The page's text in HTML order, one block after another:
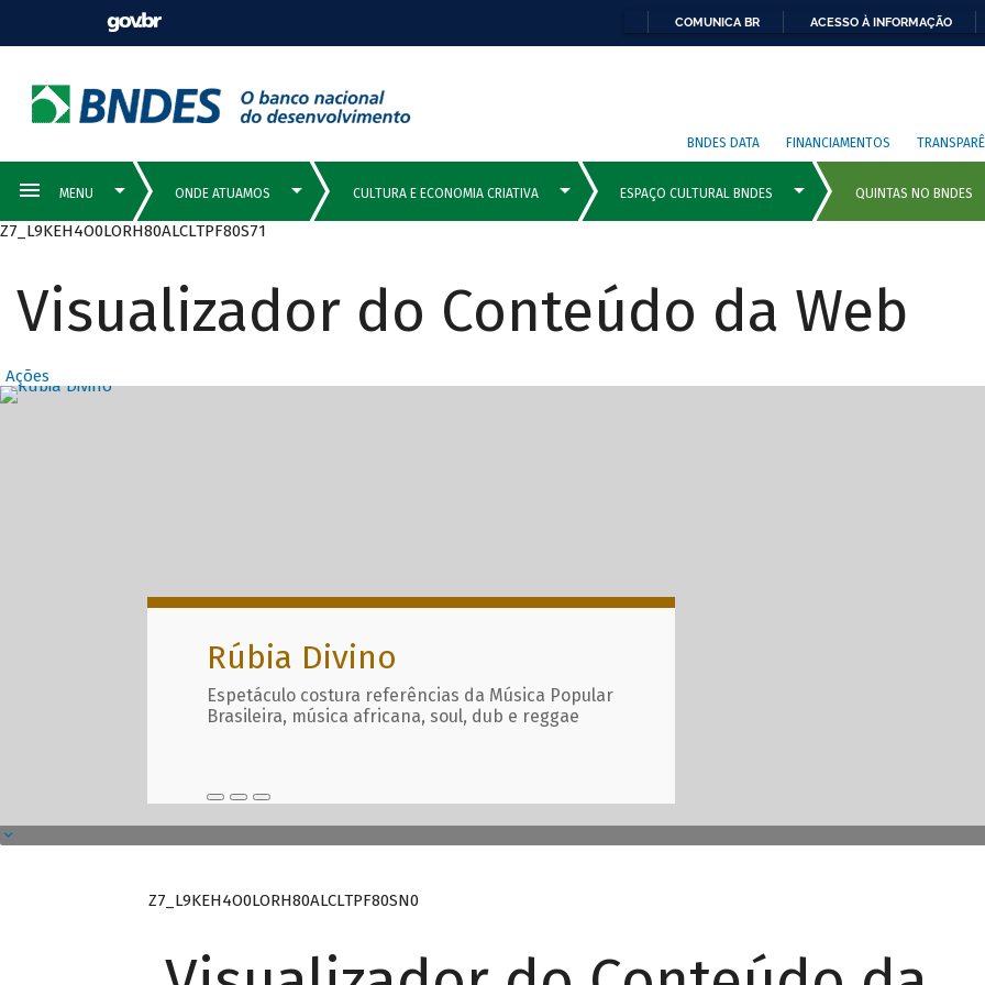
COMUNICA BR ACESSO À INFORMAÇÃO
BNDES DATA FINANCIAMENTOS
Z7_L9KEH4O0LORH80ALCLTPF80S71
Visualizador do Conteúdo da Web
Ações
Destaques Principais com
Rúbia Divino
Espetáculo costura referências da Música Popular
Brasileira, música africana, soul, dub e reggae
Z7_L9KEH4O0LORH80ALCLTPF80SN0